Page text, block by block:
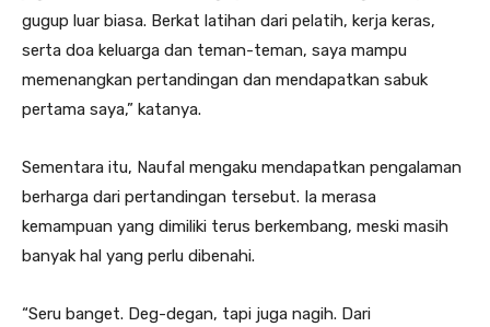
gugup luar biasa. Berkat latihan dari pelatih, kerja keras,
serta doa keluarga dan teman-teman, saya mampu
memenangkan pertandingan dan mendapatkan sabuk
pertama saya,” katanya.
Sementara itu, Naufal mengaku mendapatkan pengalaman
berharga dari pertandingan tersebut. Ia merasa
kemampuan yang dimiliki terus berkembang, meski masih
banyak hal yang perlu dibenahi.
“Seru banget. Deg-degan, tapi juga nagih. Dari